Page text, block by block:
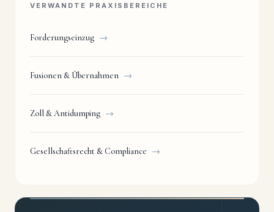
VERWANDTE PRAXISBEREICHE
Forderungseinzug →
Fusionen & Übernahmen →
Zoll & Antidumping →
Gesellschaftsrecht & Compliance →